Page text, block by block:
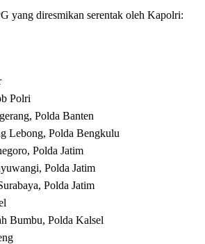
yang diresmikan serentak oleh Kapolri:
Polri
Polda Banten
Lebong, Polda Bengkulu
Polda Jatim
Polda Jatim
Polda Jatim
Bumbu, Polda Kalsel